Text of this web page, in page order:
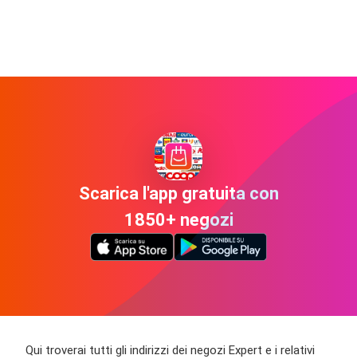
Scarica l'app gratuita con
1850+ negozi
Qui troverai tutti gli indirizzi dei negozi Expert e i relativi